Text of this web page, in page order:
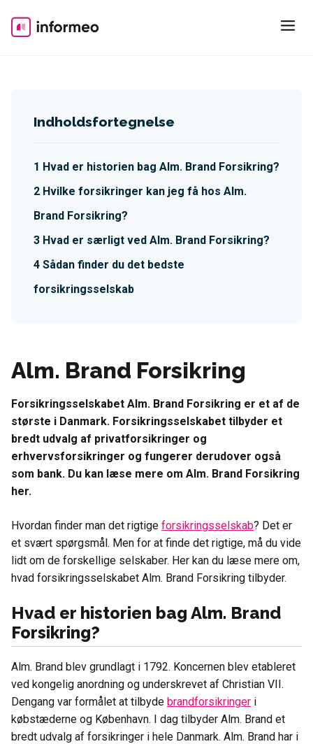
content
Alm. Brand Forsikring
Forsikringsselskabet Alm. Brand Forsikring er et af de
største i Danmark. Forsikringsselskabet tilbyder et
bredt udvalg af privatforsikringer og
erhvervsforsikringer og fungerer derudover også
som bank. Du kan læse mere om Alm. Brand Forsikring
her.
Hvordan finder man det rigtige forsikringsselskab? Det er
et svært spørgsmål. Men for at finde det rigtige, må du vide
lidt om de forskellige selskaber. Her kan du læse mere om,
hvad forsikringsselskabet Alm. Brand Forsikring tilbyder.
Hvad er historien bag Alm. Brand
Forsikring?
Alm. Brand blev grundlagt i 1792. Koncernen blev etableret
ved kongelig anordning og underskrevet af Christian VII.
Dengang var formålet at tilbyde brandforsikringer i
købstæderne og København. I dag tilbyder Alm. Brand et
bredt udvalg af forsikringer i hele Danmark. Alm. Brand har i
Indholdsfortegnelse
Hvad er historien bag Alm. Brand Forsikring?
Hvilke forsikringer kan jeg få hos Alm.
Brand Forsikring?
Hvad er særligt ved Alm. Brand Forsikring?
Sådan finder du det bedste
forsikringsselskab